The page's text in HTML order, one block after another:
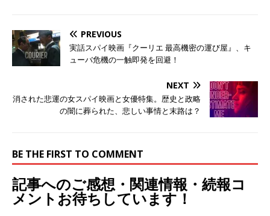
PREVIOUS
実話スパイ映画『クーリエ 最高機密の運び屋』、キ
ューバ危機の一触即発を回避！
NEXT
消された悲運の女スパイ映画と女優特集。歴史と政略
の闇に葬られた、悲しい事情と末路は？
BE THE FIRST TO COMMENT
記事へのご感想・関連情報・続報コ
メントお待ちしています！